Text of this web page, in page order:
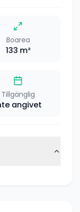
Boarea
133 m²
Tillgänglig
angivet